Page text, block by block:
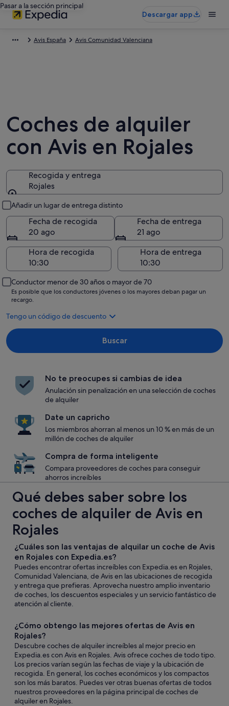
Pasar a la sección principal
Descargar app
Avis España Avis Comunidad Valenciana
Coches de alquiler
con Avis en Rojales
Recogida y entrega
Rojales
Añadir un lugar de entrega distinto
Fecha de recogida
20 ago
Fecha de entrega
21 ago
Hora de recogida
Hora de entrega
Conductor menor de 30 años o mayor de 70
Es posible que los conductores jóvenes o los mayores deban pagar un
recargo.
Tengo un código de descuento
Buscar
No te preocupes si cambias de idea
Anulación sin penalización en una selección de coches
de alquiler
Date un capricho
Los miembros ahorran al menos un 10 % en más de un
millón de coches de alquiler
Compra de forma inteligente
Compara proveedores de coches para conseguir
ahorros increíbles
Qué debes saber sobre los
coches de alquiler de Avis en
Rojales
¿Cuáles son las ventajas de alquilar un coche de Avis
en Rojales con Expedia.es?
Puedes encontrar ofertas increíbles con Expedia.es en Rojales,
Comunidad Valenciana, de Avis en las ubicaciones de recogida
y entrega que prefieras. Aprovecha nuestro amplio inventario
de coches, los descuentos especiales y un servicio fantástico de
atención al cliente.
¿Cómo obtengo las mejores ofertas de Avis en
Rojales?
Descubre coches de alquiler increíbles al mejor precio en
Expedia.es con Avis en Rojales. Avis ofrece coches de todo tipo.
Los precios varían según las fechas de viaje y la ubicación de
recogida. En general, los coches económicos y los compactos
son los más baratos. Puedes ver otras buenas ofertas de todos
nuestros proveedores en la página principal de coches de
alquiler en Rojales.